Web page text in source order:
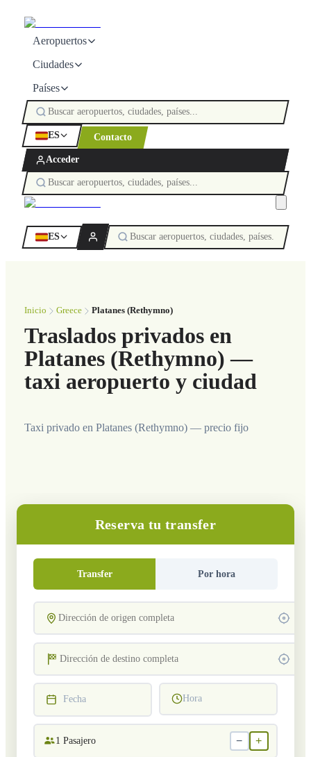
Aeropuertos
Ciudades
Países
ES Contacto
Acceder
ES
Inicio Greece Platanes (Rethymno)
Traslados privados en
Platanes (Rethymno) —
taxi aeropuerto y ciudad
Taxi privado en Platanes (Rethymno) — precio fijo
Reserva tu transfer
Transfer Por hora
Fecha Hora
1 Pasajero − +